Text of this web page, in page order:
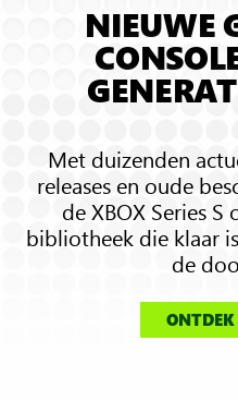
NIEUWE
Met duizenden
releases en oude
de XBOX Series
bibliotheek die klaar
de